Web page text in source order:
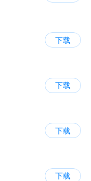
下载
下载
下载
下载